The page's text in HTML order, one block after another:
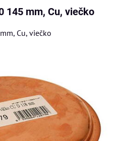
145 mm, Cu, viečko
Cu, viečko